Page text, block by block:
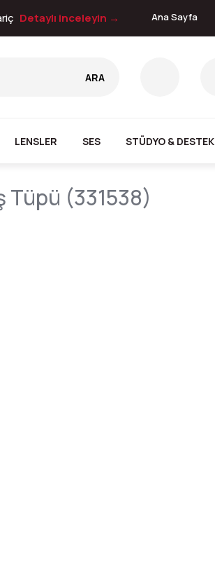
Detaylı inceleyin → Ana Sayfa
ARA
LENSLER SES STÜDYO & DESTEK
Tüpü (331538)